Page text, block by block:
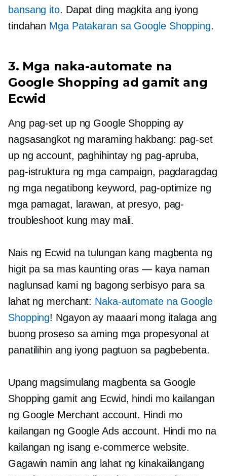
bansang ito. Dapat ding magkita ang iyong
tindahan Mga Patakaran sa Google Shopping.
3. Mga naka-automate na
Google Shopping ad gamit ang
Ecwid
Ang pag-set up ng Google Shopping ay
nagsasangkot ng maraming hakbang: pag-set
up ng account, paghihintay ng pag-apruba,
pag-istruktura ng mga campaign, pagdaragdag
ng mga negatibong keyword, pag-optimize ng
mga pamagat, larawan, at presyo, pag-
troubleshoot kung may mali.
Nais ng Ecwid na tulungan kang magbenta ng
higit pa sa mas kaunting oras — kaya naman
naglunsad kami ng bagong serbisyo para sa
lahat ng merchant: Naka-automate na Google
Shopping! Ngayon ay maaari mong italaga ang
buong proseso sa aming mga propesyonal at
panatilihin ang iyong pagtuon sa pagbebenta.
Upang magsimulang magbenta sa Google
Shopping gamit ang Ecwid, hindi mo kailangan
ng Google Merchant account. Hindi mo
kailangan ng Google Ads account. Hindi mo na
kailangan ng isange-commerce website.
Gagawin namin ang lahat ng kinakailangang